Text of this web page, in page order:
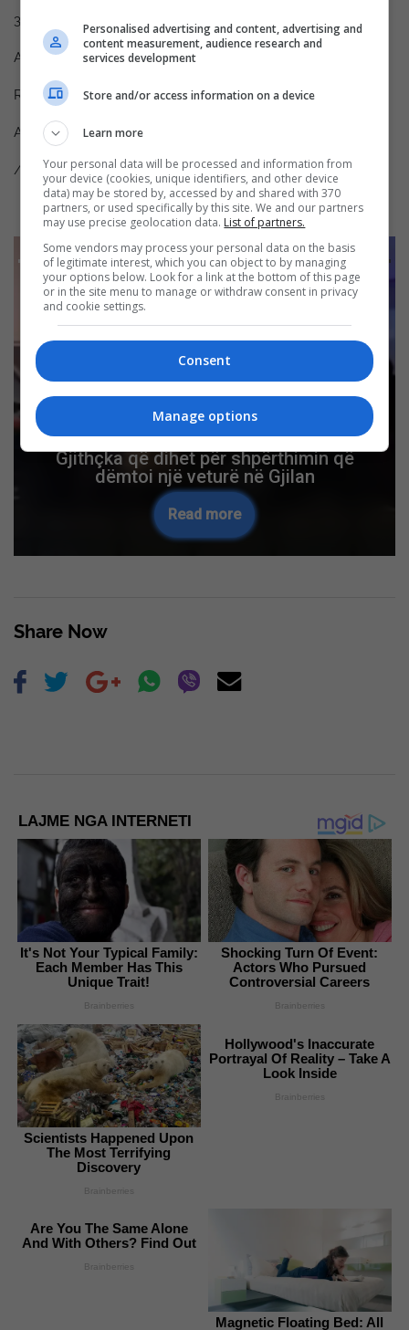
30 dhe 31 maj – Teatri Kombëtar i Kosovës
Autore: Yasmina Reza
Regjia: Bashkim Ramadani
Aktorë: Ard Islami, Ylber Bardhi, Butrint Lumi
/Gazeta Express
Gjithçka që dihet për shpërthimin që
dëmtoi një veturë në Gjilan
Read more
Share Now
LAJME NGA INTERNETI
It's Not Your Typical Family:
Each Member Has This
Unique Trait!
Brainberries
Shocking Turn Of Event:
Actors Who Pursued
Controversial Careers
Brainberries
Scientists Happened Upon
The Most Terrifying
Discovery
Brainberries
Hollywood's Inaccurate
Portrayal Of Reality – Take A
Look Inside
Brainberries
Are You The Same Alone
And With Others? Find Out
Brainberries
Magnetic Floating Bed: All
Personalised advertising and content, advertising and
content measurement, audience research and
services development
Store and/or access information on a device
Learn more
Your personal data will be processed and information from
your device (cookies, unique identifiers, and other device
data) may be stored by, accessed by and shared with 370
partners, or used specifically by this site. We and our partners
may use precise geolocation data. List of partners.
Some vendors may process your personal data on the basis
of legitimate interest, which you can object to by managing
your options below. Look for a link at the bottom of this page
or in the site menu to manage or withdraw consent in privacy
and cookie settings.
Consent
Manage options